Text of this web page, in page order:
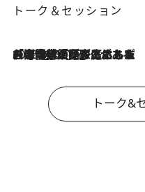
トーク＆セッション
2026.8.3
「今後値上げがあるとすれば…」「リスクがあるのは今年の冬」エネルギー専門家が語る、ホルムズ海峡封鎖が家庭にもたらす“ある心配”
トーク&